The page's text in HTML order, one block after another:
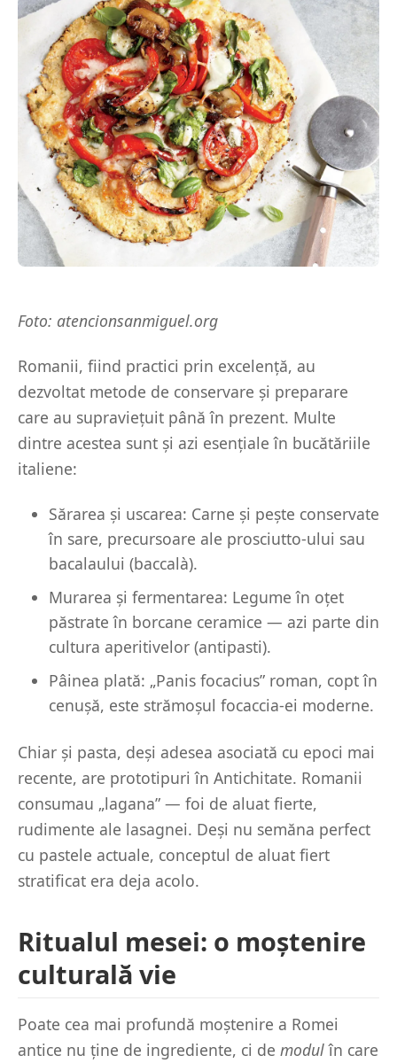
Foto: atencionsanmiguel.org
Romanii, fiind practici prin excelență, au
dezvoltat metode de conservare și preparare
care au supraviețuit până în prezent. Multe
dintre acestea sunt și azi esențiale în bucătăriile
italiene:
Sărarea și uscarea: Carne și pește conservate
în sare, precursoare ale prosciutto-ului sau
bacalaului (baccalà).
Murarea și fermentarea: Legume în oțet
păstrate în borcane ceramice — azi parte din
cultura aperitivelor (antipasti).
Pâinea plată: „Panis focacius” roman, copt în
cenușă, este strămoșul focaccia-ei moderne.
Chiar și pasta, deși adesea asociată cu epoci mai
recente, are prototipuri în Antichitate. Romanii
consumau „lagana” — foi de aluat fierte,
rudimente ale lasagnei. Deși nu semăna perfect
cu pastele actuale, conceptul de aluat fiert
stratificat era deja acolo.
Ritualul mesei: o moștenire
culturală vie
Poate cea mai profundă moștenire a Romei
antice nu ține de ingrediente, ci de modulîn care